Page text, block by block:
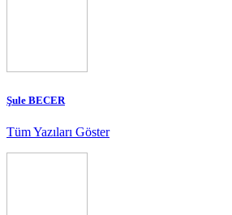
Şule BECER
Tüm Yazıları Göster